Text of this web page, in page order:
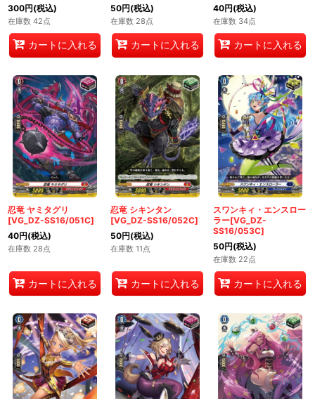
300円(税込)
在庫数 42点
カートに入れる
50円(税込)
在庫数 28点
カートに入れる
40円(税込)
在庫数 34点
カートに入れる
忍竜 ヤミタグリ
[VG_DZ-SS16/051C]
40円(税込)
在庫数 28点
カートに入れる
忍竜 シキンタン
[VG_DZ-SS16/052C]
50円(税込)
在庫数 11点
カートに入れる
スワンキィ・エンスロー
ラー[VG_DZ-
SS16/053C]
50円(税込)
在庫数 22点
カートに入れる